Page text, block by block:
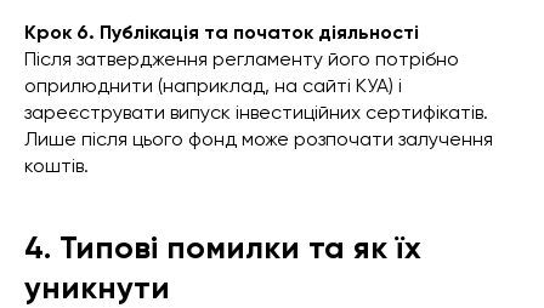
Крок 6. Публікація та початок діяльності
Після затвердження регламенту його потрібно
оприлюднити (наприклад, на сайті КУА) і
зареєструвати випуск інвестиційних сертифікатів.
Лише після цього фонд може розпочати залучення
коштів.
4. Типові помилки та як їх
уникнути